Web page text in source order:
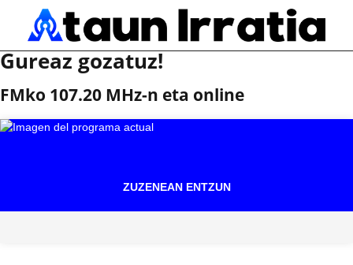
Gureaz gozatuz!
FMko 107.20 MHz-n eta online
ZUZENEAN ENTZUN